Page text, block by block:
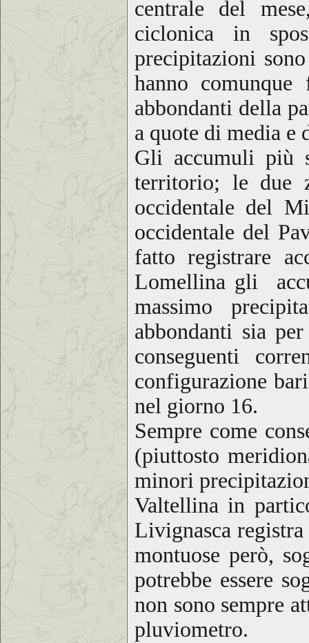
centrale del
ciclonica in
precipitazioni
hanno
abbondanti della
a quote di media e
Gli accumuli più
territorio; le due
occidentale del
occidentale del
fatto registrare
Lomellina gli
massimo
abbondanti sia
conseguenti
configurazione
nel giorno 16.
Sempre come
(piuttosto
minori
Valtellina in
Livignasca
montuose però,
potrebbe essere
non sono sempre
pluviometro.